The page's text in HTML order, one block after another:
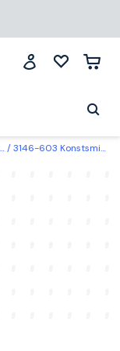
3146-603 Konstsmide Lysslynge snøflak Kobber